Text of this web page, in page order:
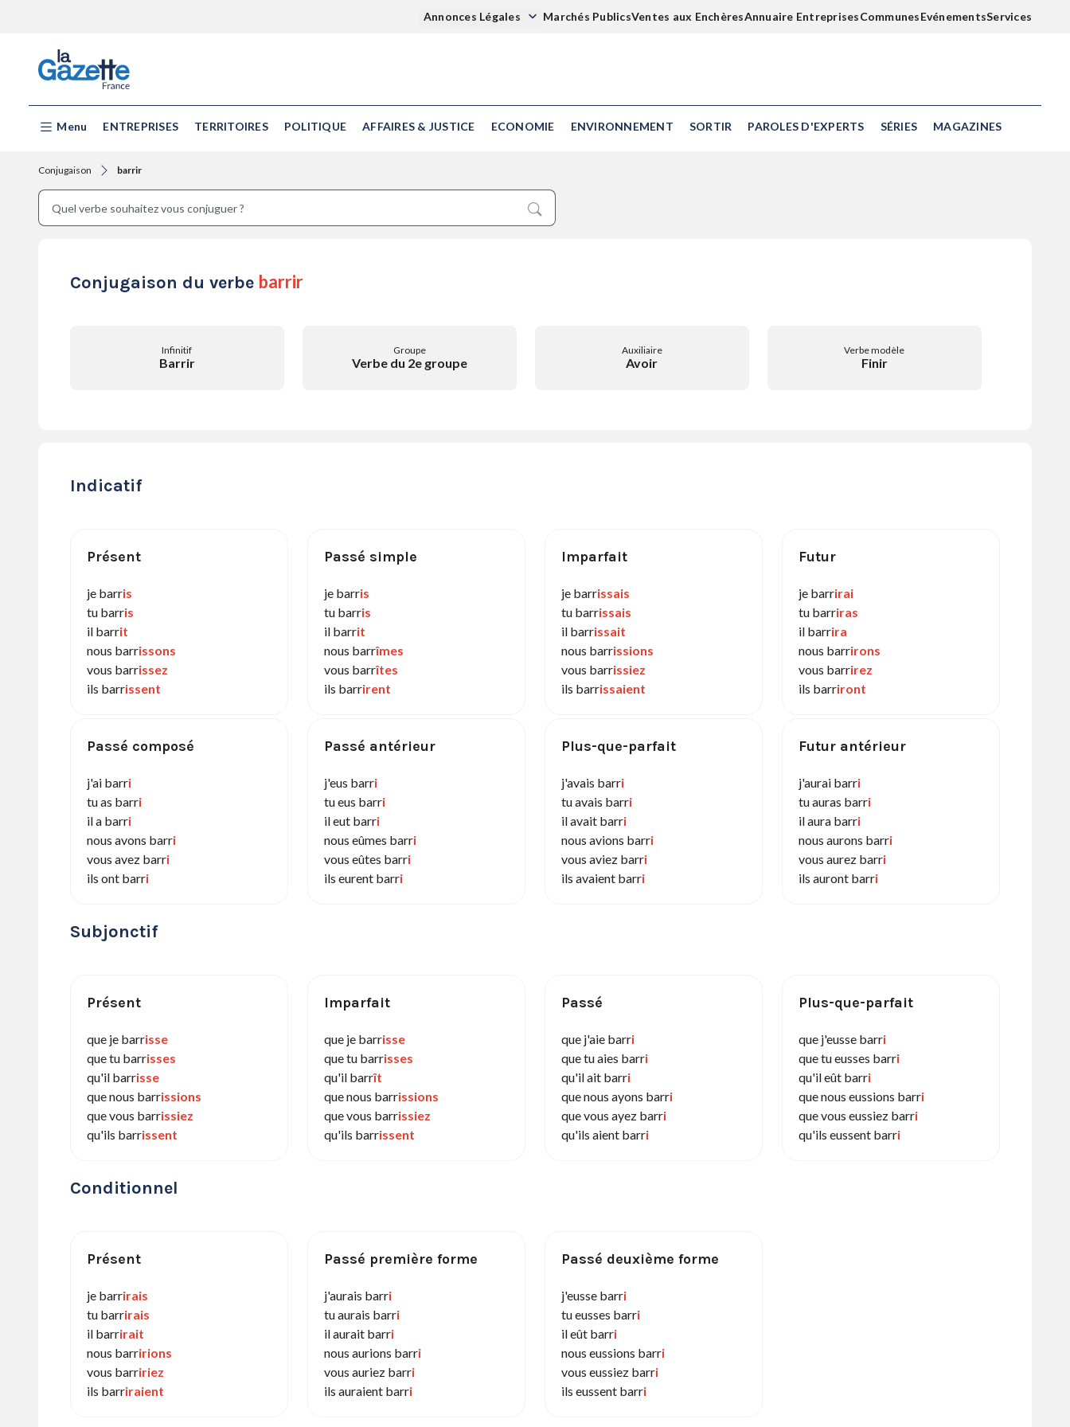
Annonces Légales Marchés PublicsVentes aux EnchèresAnnuaire EntreprisesCommunesEvénementsServices
Menu ENTREPRISES TERRITOIRES POLITIQUE AFFAIRES & JUSTICE ECONOMIE ENVIRONNEMENT SORTIR PAROLES D'EXPERTS SÉRIES MAGAZINES
Conjugaison barrir
Conjugaison du verbe barrir
Infinitif
Barrir
Groupe
Verbe du 2e groupe
Auxiliaire
Avoir
Verbe modèle
Finir
Indicatif
Présent
je barris
tu barris
il barrit
nous barrissons
vous barrissez
ils barrissent
Passé simple
je barris
tu barris
il barrit
nous barrîmes
vous barrîtes
ils barrirent
Imparfait
je barrissais
tu barrissais
il barrissait
nous barrissions
vous barrissiez
ils barrissaient
Futur
je barrirai
tu barriras
il barrira
nous barrirons
vous barrirez
ils barriront
Passé composé
j'ai barri
tu as barri
il a barri
nous avons barri
vous avez barri
ils ont barri
Passé antérieur
j'eus barri
tu eus barri
il eut barri
nous eûmes barri
vous eûtes barri
ils eurent barri
Plus-que-parfait
j'avais barri
tu avais barri
il avait barri
nous avions barri
vous aviez barri
ils avaient barri
Futur antérieur
j'aurai barri
tu auras barri
il aura barri
nous aurons barri
vous aurez barri
ils auront barri
Subjonctif
Présent
que je barrisse
que tu barrisses
qu'il barrisse
que nous barrissions
que vous barrissiez
qu'ils barrissent
Imparfait
que je barrisse
que tu barrisses
qu'il barrît
que nous barrissions
que vous barrissiez
qu'ils barrissent
Passé
que j'aie barri
que tu aies barri
qu'il ait barri
que nous ayons barri
que vous ayez barri
qu'ils aient barri
Plus-que-parfait
que j'eusse barri
que tu eusses barri
qu'il eût barri
que nous eussions barri
que vous eussiez barri
qu'ils eussent barri
Conditionnel
Présent
je barrirais
tu barrirais
il barrirait
nous barririons
vous barririez
ils barriraient
Passé première forme
j'aurais barri
tu aurais barri
il aurait barri
nous aurions barri
vous auriez barri
ils auraient barri
Passé deuxième forme
j'eusse barri
tu eusses barri
il eût barri
nous eussions barri
vous eussiez barri
ils eussent barri